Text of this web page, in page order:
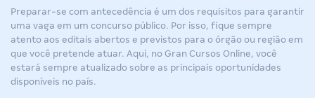
Preparar-se com antecedência é um dos requisitos para garantir
uma vaga em um concurso público. Por isso, fique sempre
atento aos editais abertos e previstos para o órgão ou região em
que você pretende atuar. Aqui, no Gran Cursos Online , você
estará sempre atualizado sobre as principais oportunidades
disponíveis no país.